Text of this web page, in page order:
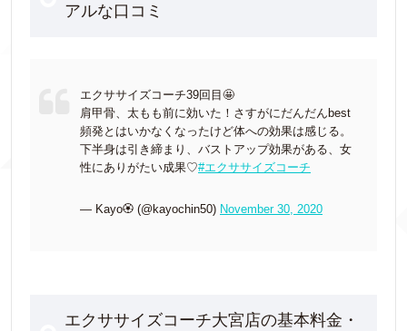
アルな口コミ
エクササイズコーチ39回目🤩
肩甲骨、太もも前に効いた！さすがにだんだんbest
頻発とはいかなくなったけど体への効果は感じる。
下半身は引き締まり、バストアップ効果がある、女
性にありがたい成果♡#エクササイズコーチ
— Kayo🏵️ (@kayochin50) November 30, 2020
エクササイズコーチ大宮店の基本料金・